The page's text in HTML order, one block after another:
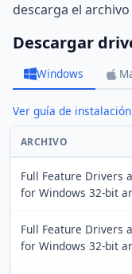
descarga el
Descargar
Windows
Ver guía de
ARCHIVO
Full Feature Drivers
for Windows 32-bit
Full Feature Drivers
for Windows 32-bit